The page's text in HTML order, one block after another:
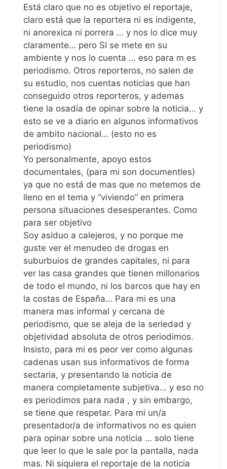
Está claro que no es objetivo el reportaje,
claro está que la reportera ni es indigente,
ni anorexica ni porrera … y nos lo dice muy
claramente… pero SI se mete en su
ambiente y nos lo cuenta … eso para m es
periodismo. Otros reporteros, no salen de
su estudio, nos cuentas noticias que han
conseguido otros reporteros, y ademas
tiene la osadía de opinar sobre la noticia… y
esto se ve a diario en algunos informativos
de ambito nacional… (esto no es
periodismo)
Yo personalmente, apoyo estos
documentales, (para mi son documentles)
ya que no está de mas que no metemos de
lleno en el tema y “viviendo” en primera
persona situaciones desesperantes. Como
para ser objetivo
Soy asiduo a calejeros, y no porque me
guste ver el menudeo de drogas en
suburbuios de grandes capitales, ni para
ver las casa grandes que tienen millonarios
de todo el mundo, ni los barcos que hay en
la costas de España… Para mi es una
manera mas informal y cercana de
periodismo, que se aleja de la seriedad y
objetividad absoluta de otros periodimos.
Insisto, para mi es peor ver como algunas
cadenas usan sus informativos de forma
sectaria, y presentando la noticia de
manera completamente subjetiva… y eso no
es periodimos para nada , y sin embargo,
se tiene que respetar. Para mi un/a
presentador/a de informativos no es quien
para opinar sobre una noticia … solo tiene
que leer lo que le sale por la pantalla, nada
mas. Ni siquiera el reportaje de la noticia